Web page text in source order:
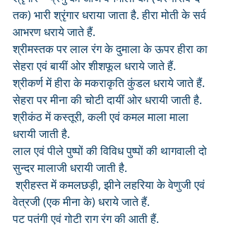
तक) भारी श्रृंगार धराया जाता है. हीरा मोती के सर्व
आभरण धराये जाते हैं.
श्रीमस्तक पर लाल रंग के दुमाला के ऊपर हीरा का
सेहरा एवं बायीं ओर शीशफूल धराये जाते हैं.
श्रीकर्ण में हीरा के मकराकृति कुंडल धराये जाते हैं.
सेहरा पर मीना की चोटी दायीं ओर धरायी जाती है.
श्रीकंठ में कस्तूरी, कली एवं कमल माला माला
धरायी जाती है.
लाल एवं पीले पुष्पों की विविध पुष्पों की थागवाली दो
सुन्दर मालाजी धरायी जाती है.
श्रीहस्त में कमलछड़ी, झीने लहरिया के वेणुजी एवं
वेत्रजी (एक मीना के) धराये जाते हैं.
पट पतंगी एवं गोटी राग रंग की आती हैं.